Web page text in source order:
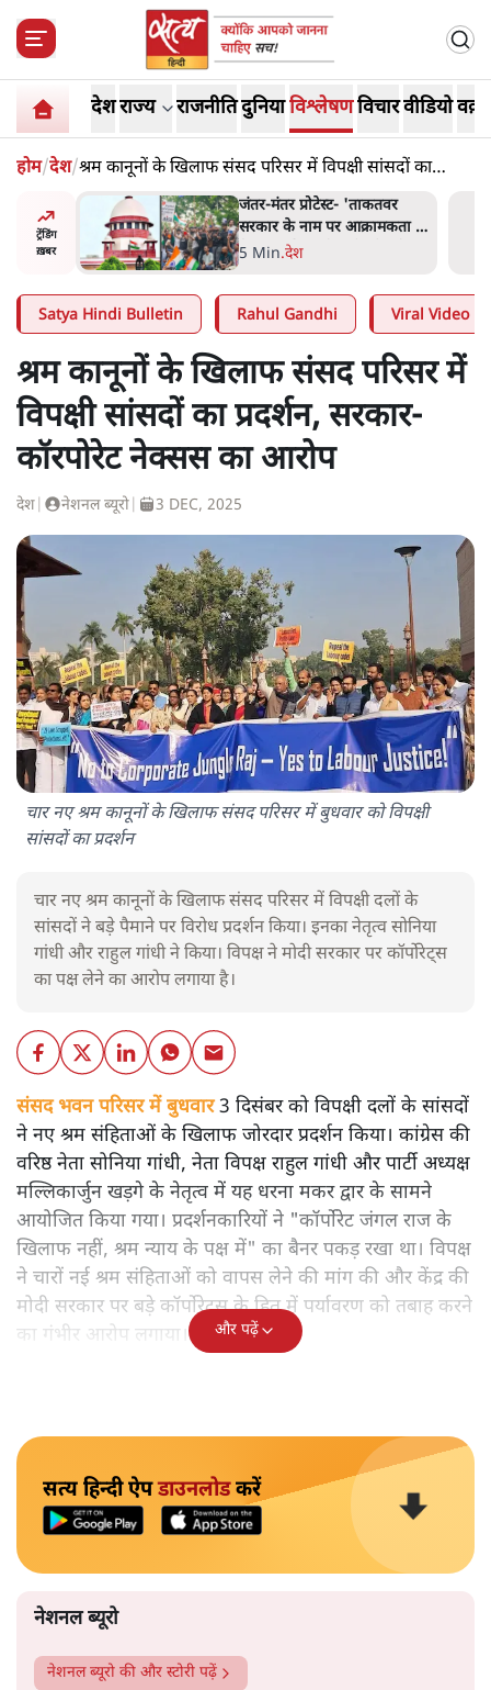
देशराज्य राजनीतिदुनियाविश्लेषणविचारवीडियो
होम/देश/श्रम कानूनों के खिलाफ संसद परिसर में विपक्षी सांसदों का
प्रदर्शन, सरकार-कॉरपोरेट नेक्सस का आरोप
ट्रेंडिंग
ख़बर
न
सुने':
जंतर मंतर प्रोटेस्ट: 'युवाओं को
प्रताड़ित किया जा रहा है, पर मोदी-
शाह में बोलने की हिम्मत नहीं'-
7 Min.देश
Satya Hindi Bulletin Rahul Gandhi Viral Video
श्रम कानूनों के खिलाफ संसद परिसर में
विपक्षी सांसदों का प्रदर्शन, सरकार-
कॉरपोरेट नेक्सस का आरोप
देश नेशनल ब्यूरो 3 DEC, 2025
चार नए श्रम कानूनों के खिलाफ संसद परिसर में बुधवार को विपक्षी
सांसदों का प्रदर्शन
चार नए श्रम कानूनों के खिलाफ संसद परिसर में विपक्षी दलों के
सांसदों ने बड़े पैमाने पर विरोध प्रदर्शन किया। इनका नेतृत्व सोनिया
गांधी और राहुल गांधी ने किया। विपक्ष ने मोदी सरकार पर कॉर्पोरेट्स
का पक्ष लेने का आरोप लगाया है।
संसद भवन परिसर में बुधवार3 दिसंबर को विपक्षी दलों के सांसदों
ने नए श्रम संहिताओं के खिलाफ जोरदार प्रदर्शन किया। कांग्रेस की
वरिष्ठ नेता सोनिया गांधी, नेता विपक्ष राहुल गांधी और पार्टी अध्यक्ष
मल्लिकार्जुन खड़गे के नेतृत्व में यह धरना मकर द्वार के सामने
आयोजित किया गया। प्रदर्शनकारियों ने "कॉर्पोरेट जंगल राज के
खिलाफ नहीं, श्रम न्याय के पक्ष में" का बैनर पकड़ रखा था। विपक्ष
ने चारों नई श्रम संहिताओं को वापस लेने की मांग की और केंद्र की
मोदी सरकार पर बड़े कॉर्पोरेट्स के हित में पर्यावरण को तबाह करने
का गंभीर आरोप लगाया।
और पढ़ें
सत्य हिन्दी ऐपडाउनलोडकरें
नेशनल ब्यूरो
नेशनल ब्यूरो की और स्टोरी पढ़ें